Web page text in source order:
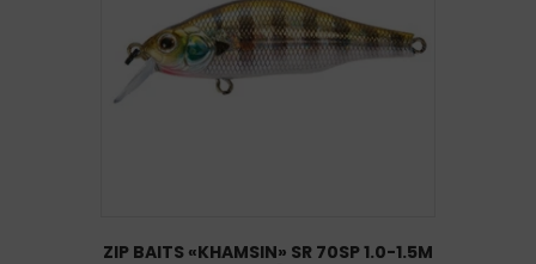
ZIP BAITS «KHAMSIN» SR 70SP 1.0-1.5M